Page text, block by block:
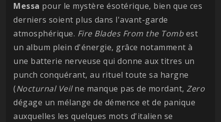
Messa pour le mystère ésotérique, bien que ces
derniers soient plus dans l'avant-garde
atmosphérique. Fire Blades From the Tombest
un album plein d'énergie, grâce notamment à
une batterie nerveuse qui donne aux titres un
punch conquérant, au rituel toute sa hargne
(Nocturnal Veilne manque pas de mordant, Zero
dégage un mélange de démence et de panique
auxquelles les quelques mots d'italien se